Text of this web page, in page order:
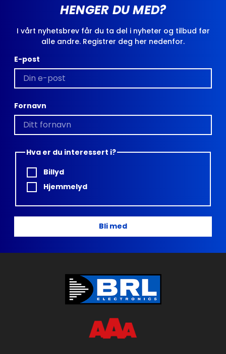
HENGER DU MED?
I vårt nyhetsbrev får du ta del i nyheter og tilbud før
alle andre. Registrer deg her nedenfor.
E-post
Fornavn
Hva er du interessert i?
Billyd
Hjemmelyd
Bli med